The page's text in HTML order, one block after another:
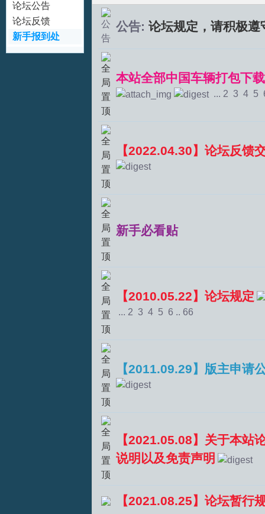
拟
论坛公告
论坛反馈
新手报到处
公告: 论坛规定，请积极遵
本站全部中国车辆打包下
... 2 3 4 5
【2022.04.30】论坛反馈
新手必看贴
【2010.05.22】论坛规定
... 2 3 4 5 6 .. 66
【2011.09.29】版主申请
【2021.05.08】关于本站
说明以及免责声明
【2021.08.25】论坛暂行